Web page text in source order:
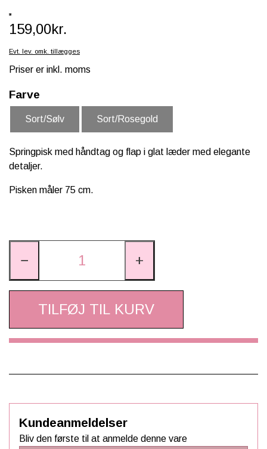
159,00kr.
Evt. lev. omk. tillægges
Priser er inkl. moms
Farve
Sort/Sølv Sort/Rosegold
Springpisk med håndtag og flap i glat læder med elegante
detaljer.
Pisken måler 75 cm.
− +
TILFØJ TIL KURV
Kundeanmeldelser
Bliv den første til at anmelde denne vare